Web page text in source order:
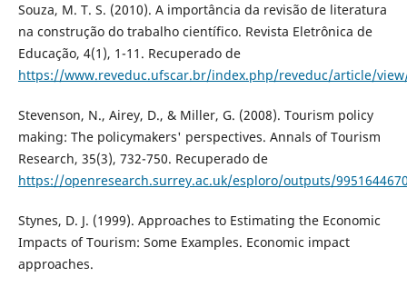
Souza, M. T. S. (2010). A importância da revisão de literatura
na construção do trabalho científico. Revista Eletrônica de
Educação, 4(1), 1-11. Recuperado de
https://www.reveduc.ufscar.br/index.php/reveduc/article/
Stevenson, N., Airey, D., & Miller, G. (2008). Tourism policy
making: The policymakers' perspectives. Annals of Tourism
Research, 35(3), 732-750. Recuperado de
https://openresearch.surrey.ac.uk/esploro/outputs/
Stynes, D. J. (1999). Approaches to Estimating the Economic
Impacts of Tourism: Some Examples. Economic impact
approaches.